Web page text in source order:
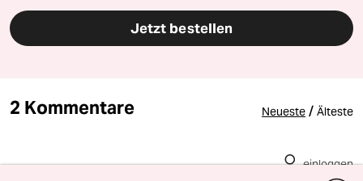
Jetzt bestellen
2 Kommentare Neueste / Älteste
einloggen